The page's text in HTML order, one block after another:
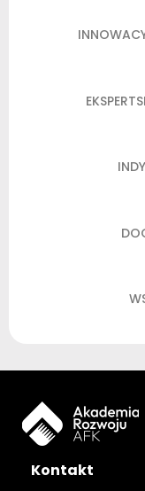
Kontakt